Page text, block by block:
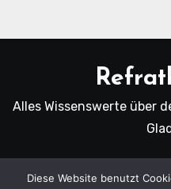
Alles Wissenswerte über
Diese Website benutzt